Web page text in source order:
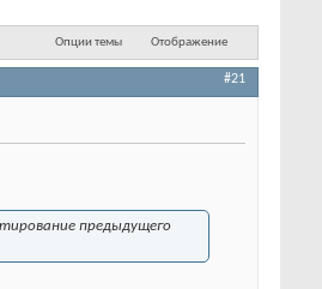
Опции темы Отображение
#21
предыдущего